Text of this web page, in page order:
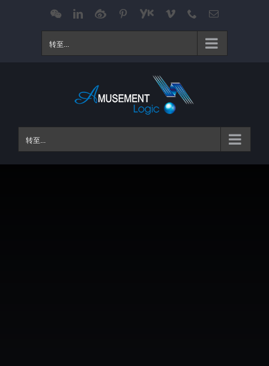
WeChatLinkedIn
Weibo Pinterest
Youku Vimeo Phone电
转至...
转至...